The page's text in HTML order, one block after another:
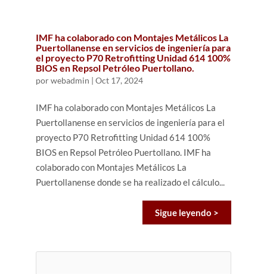
IMF ha colaborado con Montajes Metálicos La
Puertollanense en servicios de ingeniería para
el proyecto P70 Retrofitting Unidad 614 100%
BIOS en Repsol Petróleo Puertollano.
porwebadmin | Oct 17, 2024
IMF ha colaborado con Montajes Metálicos La
Puertollanense en servicios de ingeniería para el
proyecto P70 Retrofitting Unidad 614 100%
BIOS en Repsol Petróleo Puertollano. IMF ha
colaborado con Montajes Metálicos La
Puertollanense donde se ha realizado el cálculo...
Sigue leyendo >